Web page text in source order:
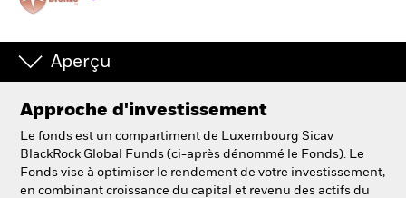
BlackRock
iShares
Aperçu
Approche d'investissement
Le fonds est un compartiment de Luxembourg Sicav
BlackRock Global Funds (ci-après dénommé le Fonds). Le
Fonds vise à optimiser le rendement de votre investissement,
en combinant croissance du capital et revenu des actifs du